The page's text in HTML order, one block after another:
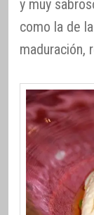
y muy
como la de
maduración,